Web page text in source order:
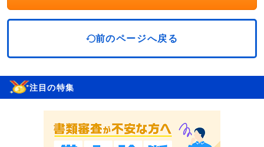
前のページへ戻る
注目の特集